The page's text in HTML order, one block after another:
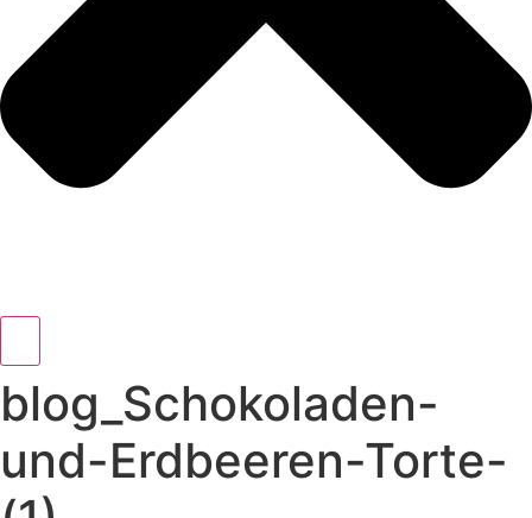
blog_Schokoladen-
und-Erdbeeren-Torte-